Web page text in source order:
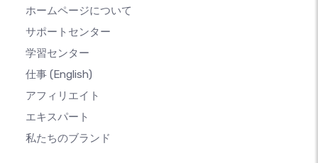
ホームページについて
サポートセンター
学習センター
仕事 (English)
アフィリエイト
エキスパート
私たちのブランド